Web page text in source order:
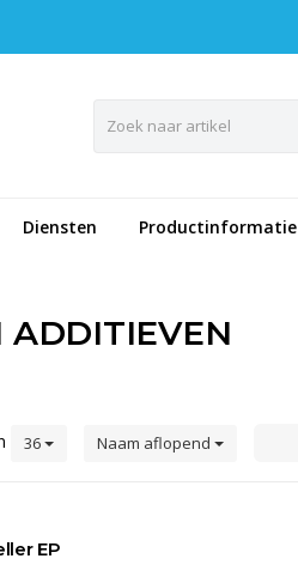
Diensten Productinformatie
ADDITIEVEN
36 Naam aflopend
EP